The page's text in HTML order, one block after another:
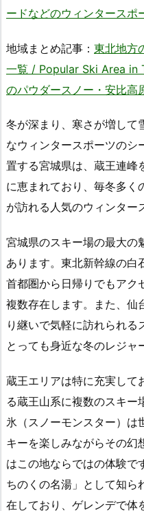
ードなどのウィンタースポ
地域まとめ記事： 東北地方
一覧 / Popular Ski Area in
のパウダースノー・安比高
冬が深まり、寒さが増して
なウィンタースポーツのシ
置する宮城県は、蔵王連峰
に恵まれており、毎冬多く
が訪れる人気のウィンター
宮城県のスキー場の最大の
あります。東北新幹線の白
首都圏から日帰りでもアク
複数存在します。また、仙
り継いで気軽に訪れられる
とっても身近な冬のレジャ
蔵王エリアは特に充実して
る蔵王山系に複数のスキー
氷（スノーモンスター）は
キーを楽しみながらその幻
はこの地ならではの体験で
ちのくの名湯」として知ら
在しており、ゲレンデで体